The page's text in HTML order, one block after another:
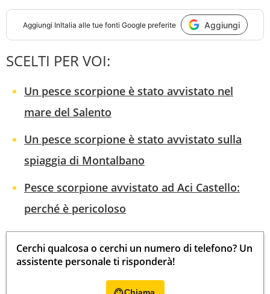
Aggiungi InItalia alle tue fonti Google preferite Aggiungi
SCELTI PER VOI:
Un pesce scorpione è stato avvistato nel
mare del Salento
Un pesce scorpione è stato avvistato sulla
spiaggia di Montalbano
Pesce scorpione avvistato ad Aci Castello:
perché è pericoloso
Cerchi qualcosa o cerchi un numero di telefono? Un
assistente personale ti risponderà!